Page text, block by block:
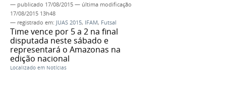
— publicado 17/08/2015 — última modificação
17/08/2015 13h48
— registrado em: JUAS 2015, IFAM, Futsal
Time vence por 5 a 2 na final
disputada neste sábado e
representará o Amazonas na
edição nacional
Localizado em Notícias